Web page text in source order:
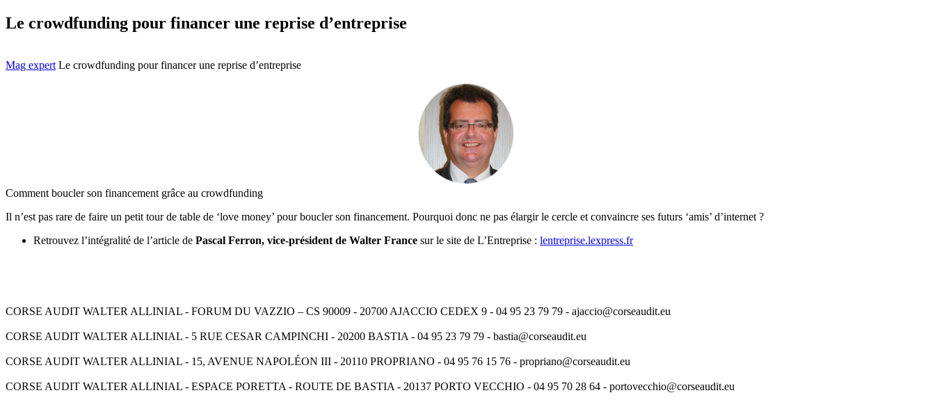
Le crowdfunding pour financer une reprise d’entreprise
Mag expert Le crowdfunding pour financer une reprise d’entreprise
Comment boucler son financement grâce au crowdfunding
Il n’est pas rare de faire un petit tour de table de ‘love money’ pour boucler son financement. Pourquoi donc ne pas élargir le cercle et convaincre ses futurs ‘amis’ d’internet ?
Retrouvez l’intégralité de l’article de Pascal Ferron, vice-président de Walter France sur le site de L’Entreprise : lentreprise.lexpress.fr
CORSE AUDIT WALTER ALLINIAL - FORUM DU VAZZIO – CS 90009 - 20700 AJACCIO CEDEX 9 - 04 95 23 79 79 - ajaccio@corseaudit.eu
CORSE AUDIT WALTER ALLINIAL - 5 RUE CESAR CAMPINCHI - 20200 BASTIA - 04 95 23 79 79 - bastia@corseaudit.eu
CORSE AUDIT WALTER ALLINIAL - 15, AVENUE NAPOLÉON III - 20110 PROPRIANO - 04 95 76 15 76 - propriano@corseaudit.eu
CORSE AUDIT WALTER ALLINIAL - ESPACE PORETTA - ROUTE DE BASTIA - 20137 PORTO VECCHIO - 04 95 70 28 64 - portovecchio@corseaudit.eu